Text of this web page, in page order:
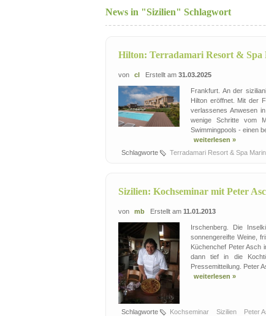
News in "Sizilien" Schlagwort
Hilton: Terradamari Resort &
von cl Erstellt am 31.03.2025
Frankfurt. An der
Hilton eröffnet. Mit der
verlassenes Anwesen
wenige Schritte vom
Swimmingpools - einen
weiterlesen »
Schlagworte
Terradamari Resort & Spa
Sizilien: Kochseminar mit Peter
von mb Erstellt am 11.01.2013
Irschenberg. Die
sonnengereifte Weine,
Küchenchef Peter Asch
dann tief in die
Pressemitteilung. Peter
weiterlesen »
Schlagworte Kochseminar Sizilien Peter